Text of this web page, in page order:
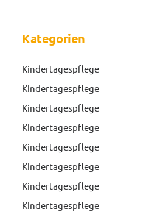
Kategorien
Kindertagespflege
Kindertagespflege
Kindertagespflege
Kindertagespflege
Kindertagespflege
Kindertagespflege
Kindertagespflege
Kindertagespflege